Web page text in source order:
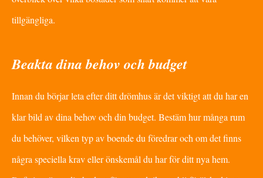
tillgängliga.
Beakta dina behov och budget
Innan du börjar leta efter ditt drömhus är det viktigt att du har en
klar bild av dina behov och din budget. Bestäm hur många rum
du behöver, vilken typ av boende du föredrar och om det finns
några speciella krav eller önskemål du har för ditt nya hem.